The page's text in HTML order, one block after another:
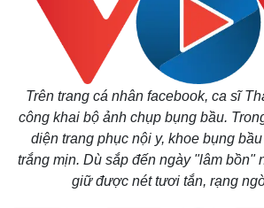
Trên trang cá nhân facebook, ca sĩ
công khai bộ ảnh chụp bụng bầu.
diện trang phục nội y, khoe bụng
trắng mịn. Dù sắp đến ngày "lâm bồn"
giữ được nét tươi tắn, rạng